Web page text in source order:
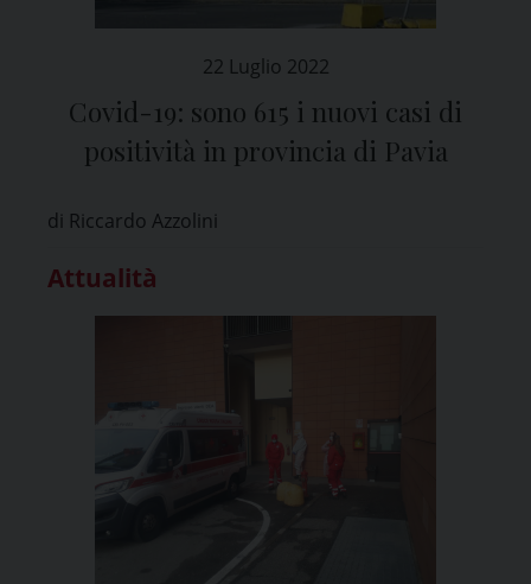
22 Luglio 2022
Covid-19: sono 615 i nuovi casi di
positività in provincia di Pavia
di Riccardo Azzolini
Attualità